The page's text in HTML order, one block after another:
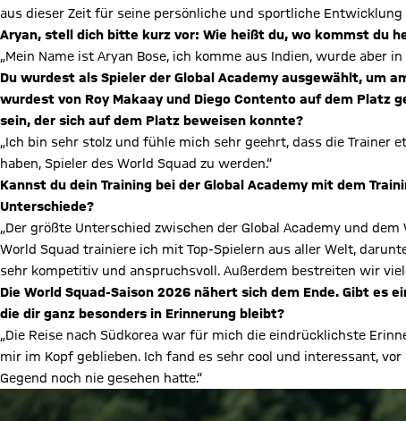
aus dieser Zeit für seine persönliche und sportliche
Aryan, stell dich bitte kurz vor: Wie heißt du, wo kommst du
„Mein Name ist Aryan Bose, ich komme aus Indien, wurde aber
Du wurdest als Spieler der Global Academy ausgewählt, um
wurdest von Roy Makaay und Diego Contento auf dem Platz
sein, der sich auf dem Platz beweisen konnte?
„Ich bin sehr stolz und fühle mich sehr geehrt, dass die Trainer
haben, Spieler des World Squad zu werden.“
Kannst du dein Training bei der Global Academy mit dem
Unterschiede?
„Der größte Unterschied zwischen der Global Academy und
World Squad trainiere ich mit Top-Spielern aus aller Welt,
sehr kompetitiv und anspruchsvoll. Außerdem bestreiten wir
Die World Squad-Saison 2026 nähert sich dem Ende. Gibt
die dir ganz besonders in Erinnerung bleibt?
„Die Reise nach Südkorea war für mich die eindrücklichste
mir im Kopf geblieben. Ich fand es sehr cool und interessant,
Gegend noch nie gesehen hatte.“